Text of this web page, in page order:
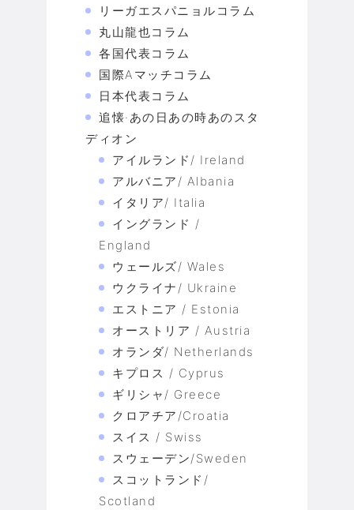
リーガエスパニョルコラム
丸山龍也コラム
各国代表コラム
国際Aマッチコラム
日本代表コラム
追懐·あの日あの時あのスタ
ディオン
アイルランド/ Ireland
アルバニア/ Albania
イタリア/ Italia
イングランド /
England
ウェールズ/ Wales
ウクライナ/ Ukraine
エストニア / Estonia
オーストリア / Austria
オランダ/ Netherlands
キプロス / Cyprus
ギリシャ/ Greece
クロアチア/Croatia
スイス / Swiss
スウェーデン/Sweden
スコットランド/
Scotland